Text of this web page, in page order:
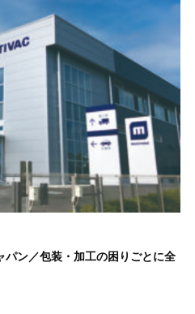
ン／包装・加工の困りごとに全